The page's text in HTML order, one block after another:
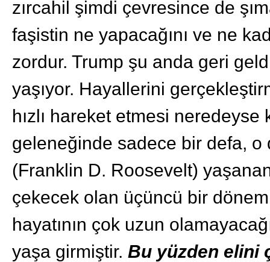
zırcahil şimdi çevresince de
faşistin ne yapacağını ve ne
zordur. Trump şu anda geri
yaşıyor. Hayallerini
hızlı hareket etmesi neredeyse
geleneğinde sadece bir defa, o
(Franklin D. Roosevelt)
çekecek olan üçüncü bir
hayatının çok uzun
yaşa girmiştir. Bu yüzden elini